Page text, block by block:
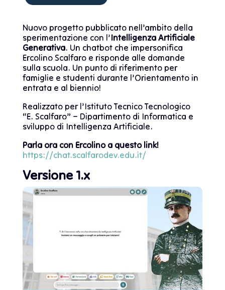
Nuovo progetto pubblicato nell’ambito della
sperimentazione con l’Intelligenza Artificiale
Generativa. Un chatbot che impersonifica
Ercolino Scalfaro e risponde alle domande
sulla scuola. Un punto di riferimento per
famiglie e studenti durante l’Orientamento in
entrata e al biennio!
Realizzato per l’Istituto Tecnico Tecnologico
“E. Scalfaro” – Dipartimento di Informatica e
sviluppo di Intelligenza Artificiale.
Parla ora con Ercolino a questo link!
https://chat.scalfarodev.edu.it/
Versione 1.x